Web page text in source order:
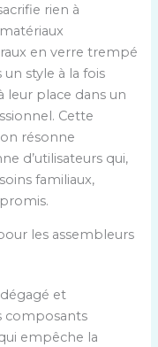
rien à
en verre trempé
style à la fois
place dans un
Cette
résonne
d’utilisateurs qui,
familiaux,
les assembleurs
et
composants
empêche la